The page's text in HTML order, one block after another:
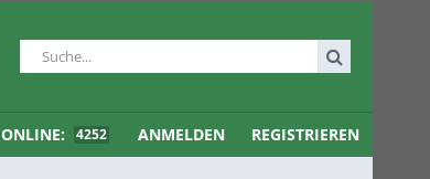
ONLINE: 4252 ANMELDEN REGISTRIEREN